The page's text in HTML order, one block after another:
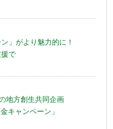
」がより魅力的に！
で
地方創生共同企画
キャンペーン」